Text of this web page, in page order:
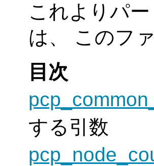
これよりパ
は、 このフ
目次
する引数